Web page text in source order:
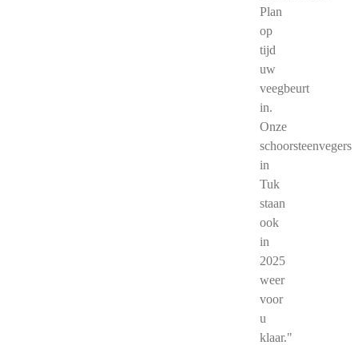
Plan
op
tijd
uw
veegbeurt
in.
Onze
schoorsteenvegers
in
Tuk
staan
ook
in
2025
weer
voor
u
klaar."